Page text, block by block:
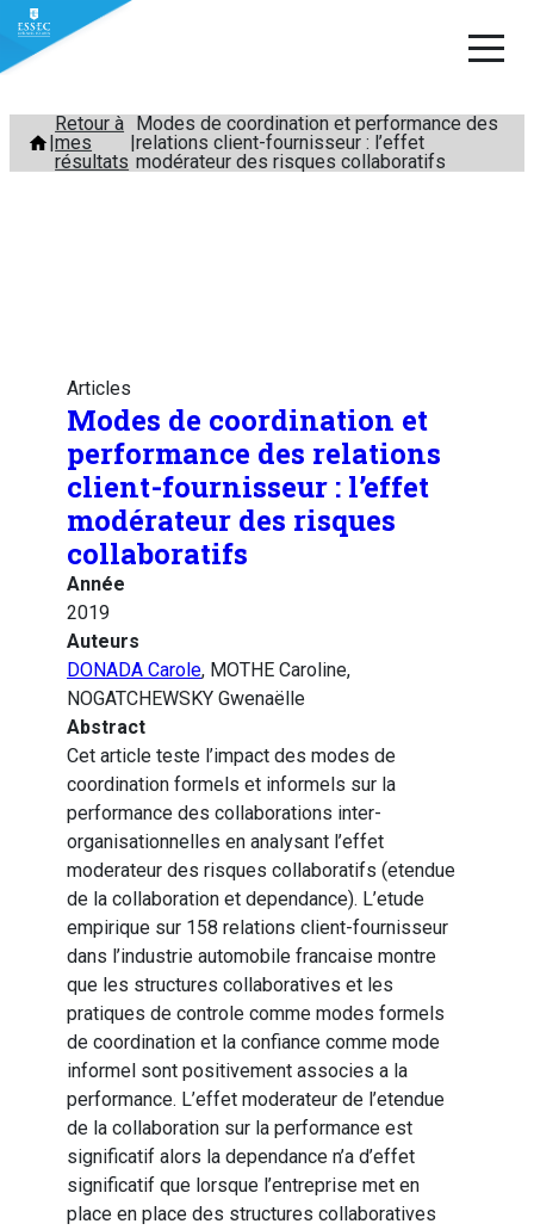
Aller
contenu
Retour à
mes
résultats
Modes de coordination et performance des
relations client-fournisseur : l’effet
modérateur des risques collaboratifs
Articles
Modes de coordination et
performance des relations
client-fournisseur : l’effet
modérateur des risques
collaboratifs
Année
2019
Auteurs
DONADA Carole, MOTHE Caroline,
NOGATCHEWSKY Gwenaëlle
Abstract
Cet article teste l’impact des modes de
coordination formels et informels sur la
performance des collaborations inter-
organisationnelles en analysant l’effet
moderateur des risques collaboratifs (etendue
de la collaboration et dependance). L’etude
empirique sur 158 relations client-fournisseur
dans l’industrie automobile francaise montre
que les structures collaboratives et les
pratiques de controle comme modes formels
de coordination et la confiance comme mode
informel sont positivement associes a la
performance. L’effet moderateur de l’etendue
de la collaboration sur la performance est
significatif alors la dependance n’a d’effet
significatif que lorsque l’entreprise met en
place en place des structures collaboratives